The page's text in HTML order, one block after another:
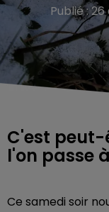
Publié :
C'est peut-
l'on passe
Ce samedi soir